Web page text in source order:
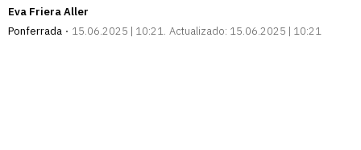
Eva Friera Aller
Ponferrada
15.06.2025 | 10:21 Actualizado: 15.06.2025 | 10:21